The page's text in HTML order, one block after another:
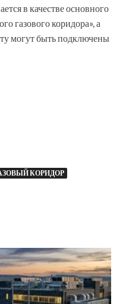
в качестве основного
газового коридора», а
могут быть подключены
КОРИДОР